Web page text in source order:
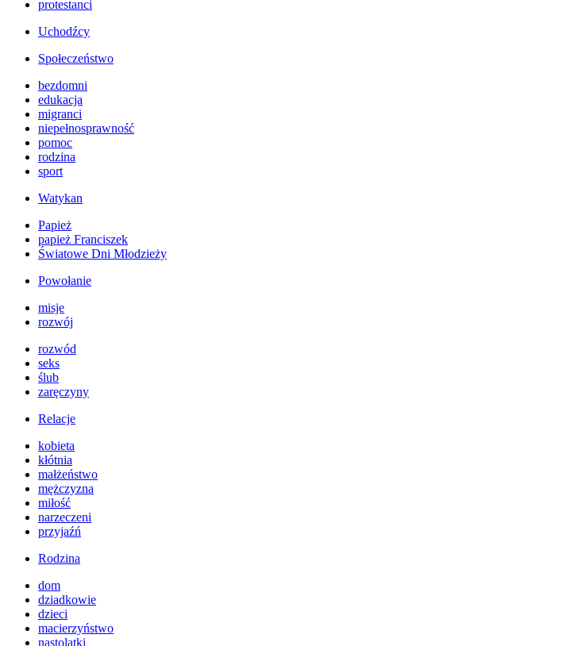
protestanci
Uchodźcy
Społeczeństwo
bezdomni
edukacja
migranci
niepełnosprawność
pomoc
rodzina
sport
Watykan
Papież
papież Franciszek
Światowe Dni Młodzieży
Powołanie
misje
rozwój
rozwód
seks
ślub
zaręczyny
Relacje
kobieta
kłótnia
małżeństwo
mężczyzna
miłość
narzeczeni
przyjaźń
Rodzina
dom
dziadkowie
dzieci
macierzyństwo
nastolatki